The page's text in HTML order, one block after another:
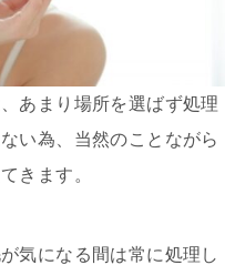
あまり場所を選ばず処理
い為、当然のことながら
きます。
気になる間は常に処理し